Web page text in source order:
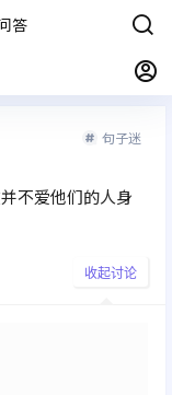
答
句子迷
不爱他们的人身
收起讨论